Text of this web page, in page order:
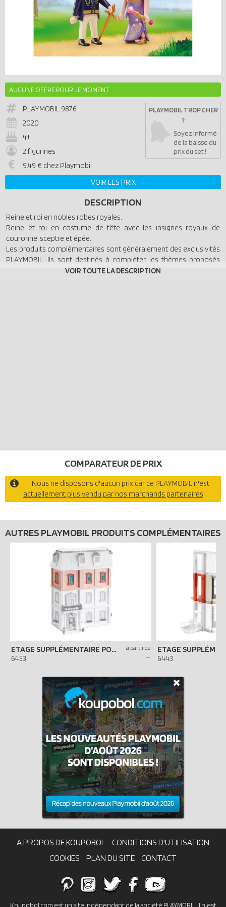
AUCUNE OFFRE POUR LE MOMENT
PLAYMOBIL 9876
2020
4+
2 figurines
9.49 € chez Playmobil
PLAYMOBIL TROP CHER
?
Soyez informé
de la baisse du
prix du set !
VOIR LES PRIX
DESCRIPTION
Reine et roi en nobles robes royales.
Reine et roi en costume de fête avec les insignes royaux de
couronne, sceptre et épée.
Les produits complémentaires sont généralement des exclusivités
PLAYMOBIL. Ils sont destinés à compléter les thèmes proposés
dans le catalogue PLAYMOBIL. La plupart de ces articles
COMPARATEUR DE PRIX
Nous ne disposons d'aucun prix car ce PLAYMOBIL n'est
actuellement plus vendu par nos marchands partenaires
AUTRES PLAYMOBIL PRODUITS COMPLÉMENTAIRES
ETAGE SUPPLÉMENTAIRE POUR MAISON TRADITIONNELLE
6453
à partir de
- 6443
A PROPOS DE KOUPOBOL
CONDITIONS D'UTILISATION
COOKIES
PLAN DU SITE CONTACT
Koupobol.com est un site indépendant de la société PLAYMOBIL, il n'est